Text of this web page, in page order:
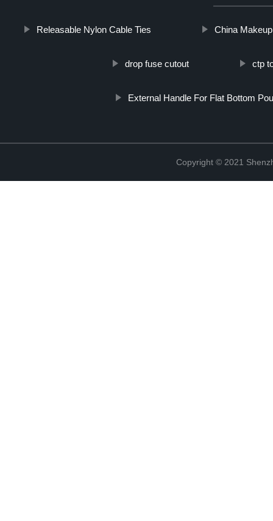
Releasable Nylon Cable Ties China
drop fuse cutout ctp
External Handle For Flat Bottom
Copyright © 2021